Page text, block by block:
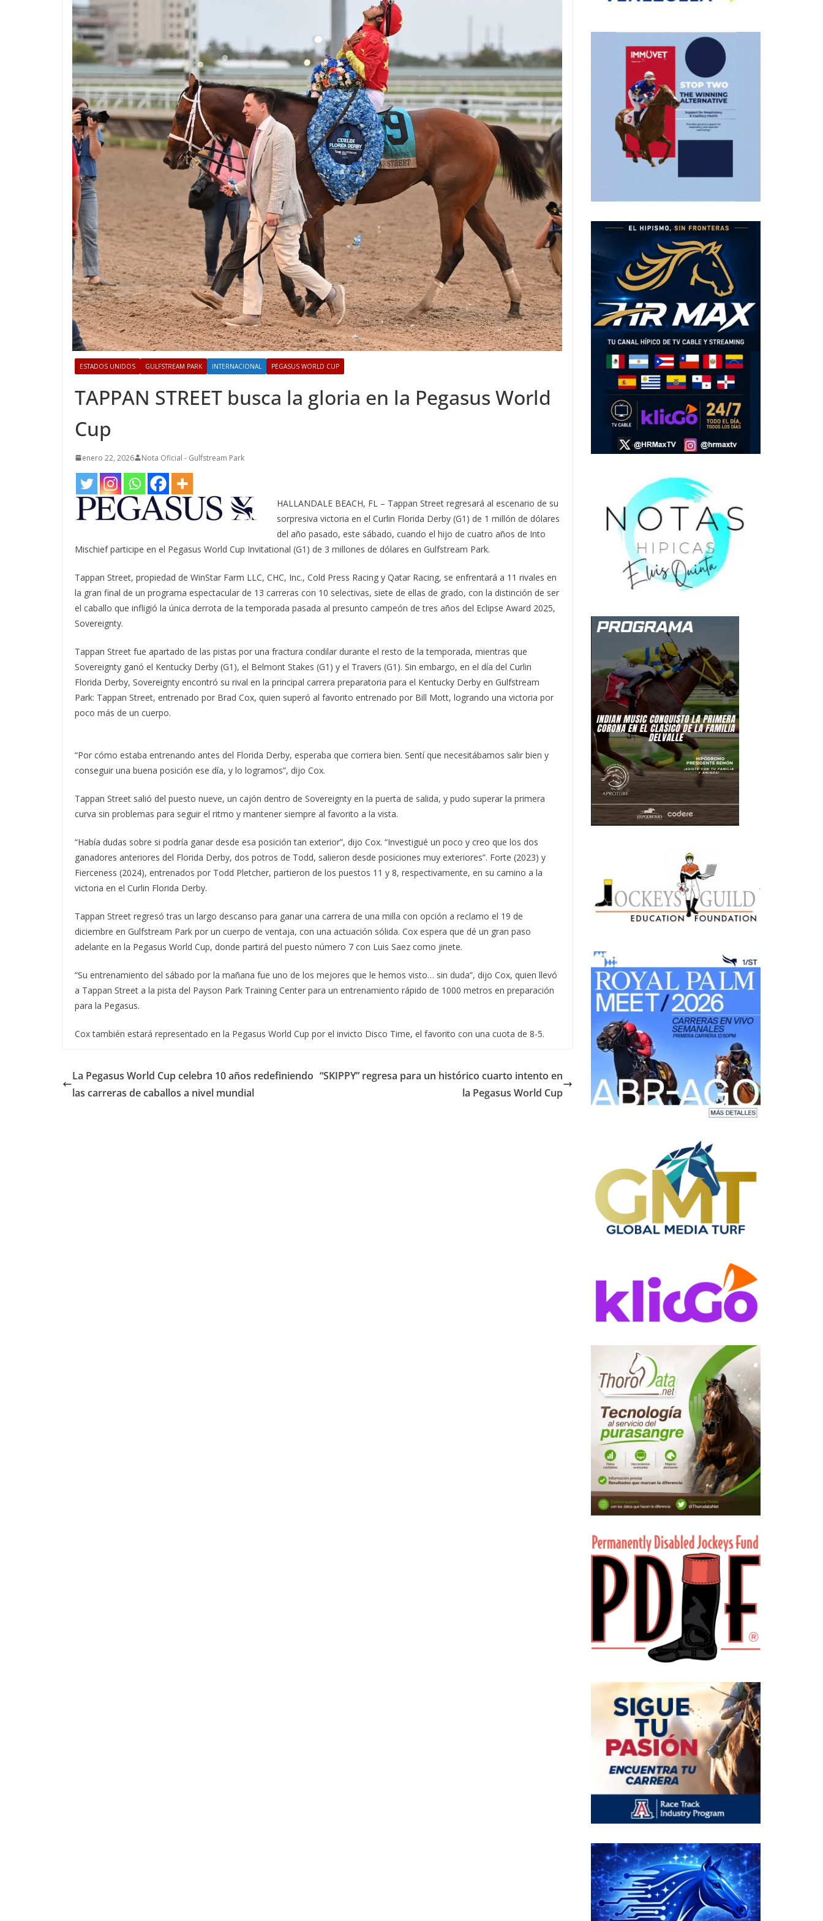
ESTADOS UNIDOS GULFSTREAM PARK INTERNACIONAL PEGASUS WORLD CUP
TAPPAN STREET busca la gloria en la Pegasus World
Cup
enero 22, 2026 Nota Oficial - Gulfstream Park
HALLANDALE BEACH, FL – Tappan Street regresará al escenario de su
sorpresiva victoria en el Curlin Florida Derby (G1) de 1 millón de dólares
del año pasado, este sábado, cuando el hijo de cuatro años de Into
Mischief participe en el Pegasus World Cup Invitational (G1) de 3 millones de dólares en Gulfstream Park.
Tappan Street, propiedad de WinStar Farm LLC, CHC, Inc., Cold Press Racing y Qatar Racing, se enfrentará a 11 rivales en
la gran final de un programa espectacular de 13 carreras con 10 selectivas, siete de ellas de grado, con la distinción de ser
el caballo que infligió la única derrota de la temporada pasada al presunto campeón de tres años del Eclipse Award 2025,
Sovereignty.
Tappan Street fue apartado de las pistas por una fractura condilar durante el resto de la temporada, mientras que
Sovereignty ganó el Kentucky Derby (G1), el Belmont Stakes (G1) y el Travers (G1). Sin embargo, en el día del Curlin
Florida Derby, Sovereignty encontró su rival en la principal carrera preparatoria para el Kentucky Derby en Gulfstream
Park: Tappan Street, entrenado por Brad Cox, quien superó al favorito entrenado por Bill Mott, logrando una victoria por
poco más de un cuerpo.
“Por cómo estaba entrenando antes del Florida Derby, esperaba que corriera bien. Sentí que necesitábamos salir bien y
conseguir una buena posición ese día, y lo logramos”, dijo Cox.
Tappan Street salió del puesto nueve, un cajón dentro de Sovereignty en la puerta de salida, y pudo superar la primera
curva sin problemas para seguir el ritmo y mantener siempre al favorito a la vista.
“Había dudas sobre si podría ganar desde esa posición tan exterior”, dijo Cox. “Investigué un poco y creo que los dos
ganadores anteriores del Florida Derby, dos potros de Todd, salieron desde posiciones muy exteriores”. Forte (2023) y
Fierceness (2024), entrenados por Todd Pletcher, partieron de los puestos 11 y 8, respectivamente, en su camino a la
victoria en el Curlin Florida Derby.
Tappan Street regresó tras un largo descanso para ganar una carrera de una milla con opción a reclamo el 19 de
diciembre en Gulfstream Park por un cuerpo de ventaja, con una actuación sólida. Cox espera que dé un gran paso
adelante en la Pegasus World Cup, donde partirá del puesto número 7 con Luis Saez como jinete.
“Su entrenamiento del sábado por la mañana fue uno de los mejores que le hemos visto… sin duda”, dijo Cox, quien llevó
a Tappan Street a la pista del Payson Park Training Center para un entrenamiento rápido de 1000 metros en preparación
para la Pegasus.
Cox también estará representado en la Pegasus World Cup por el invicto Disco Time, el favorito con una cuota de 8-5.
La Pegasus World Cup celebra 10 años redefiniendo
las carreras de caballos a nivel mundial
“SKIPPY” regresa para un histórico cuarto intento en
la Pegasus World Cup